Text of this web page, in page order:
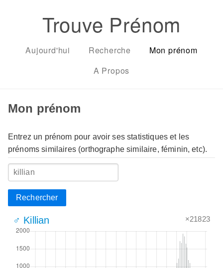
Trouve Prénom
Aujourd'hui Recherche
Mon prénom
A Propos
Mon prénom
Entrez un prénom pour avoir ses statistiques et les
prénoms similaires (orthographe similaire, féminin, etc).
Rechercher
♂ Killian ×21823